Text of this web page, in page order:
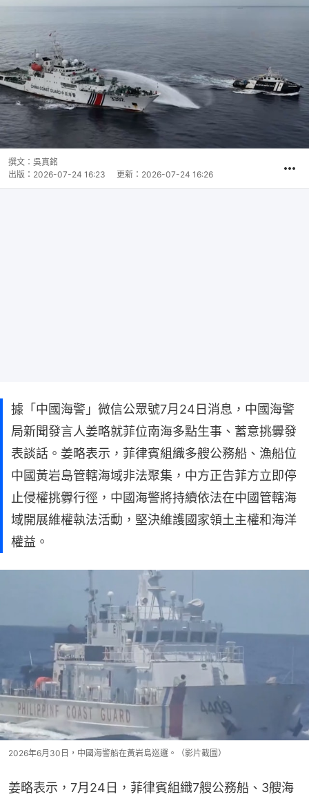
撰文： 吳真銘
出版： 2026-07-24 16:23 更新： 2026-07-24 16:26
據「中國海警」微信公眾號7月24日消息，中國海警
局新聞發言人姜略就菲位南海多點生事、蓄意挑釁發
表談話。姜略表示，菲律賓組織多艘公務船、漁船位
中國黃岩島管轄海域非法聚集，中方正告菲方立即停
止侵權挑釁行徑，中國海警將持續依法在中國管轄海
域開展維權執法活動，堅決維護國家領土主權和海洋
權益。
2026年6月30日，中國海警船在黃岩島巡邏。（影片截圖）
姜略表示，7月24日，菲律賓組織7艘公務船、3艘海